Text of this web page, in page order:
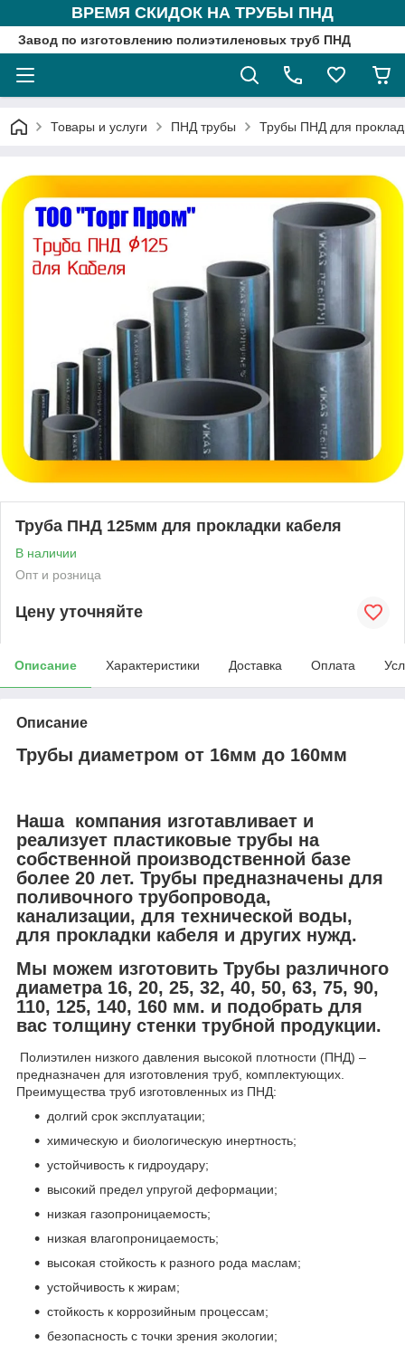
ВРЕМЯ СКИДОК НА ТРУБЫ ПНД
Завод по изготовлению полиэтиленовых труб ПНД
Товары и услуги ПНД трубы Трубы ПНД для
Труба ПНД 125мм для прокладки кабеля
В наличии
Опт и розница
Цену уточняйте
Описание Характеристики Доставка Оплата
Описание
Трубы диаметром от 16мм до 160мм
Наша компания изготавливает и
реализует пластиковые трубы на
собственной производственной базе
более 20 лет. Трубы предназначены для
поливочного трубопровода,
канализации, для технической воды,
для прокладки кабеля и других нужд.
Мы можем изготовить Трубы различного
диаметра 16, 20, 25, 32, 40, 50, 63, 75, 90,
110, 125, 140, 160 мм. и подобрать для
вас толщину стенки трубной продукции.
Полиэтилен низкого давления высокой плотности (ПНД) –
предназначен для изготовления труб, комплектующих.
Преимущества труб изготовленных из ПНД:
долгий срок эксплуатации;
химическую и биологическую инертность;
устойчивость к гидроудару;
высокий предел упругой деформации;
низкая газопроницаемость;
низкая влагопроницаемость;
высокая стойкость к разного рода маслам;
устойчивость к жирам;
стойкость к коррозийным процессам;
безопасность с точки зрения экологии;